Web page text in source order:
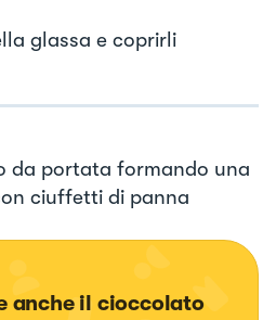
glassa e coprirli
da portata formando una
ciuffetti di panna
anche il cioccolato